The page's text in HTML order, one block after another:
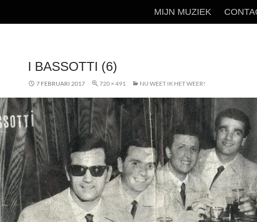
MIJN MUZIEK
I BASSOTTI (6)
7 FEBRUARI 2017 720 × 491 NU WEET IK HET WEER!